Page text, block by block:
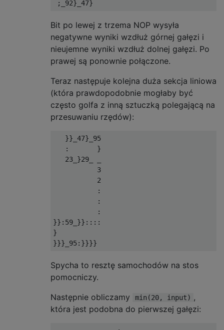
Bit po lewej z trzema NOP wysyła
negatywne wyniki wzdłuż górnej gałęzi i
nieujemne wyniki wzdłuż dolnej gałęzi. Po
prawej są ponownie połączone.
Teraz następuje kolejna duża sekcja liniowa
(która prawdopodobnie mogłaby być
często golfa z inną sztuczką polegającą na
przesuwaniu rzędów):
   }}_47}_95
   :       }
   23_}29_ _
           3
           2
           :
           :
           :
}}:59_}}::::
}
Spycha to resztę samochodów na stos
pomocniczy.
Następnie obliczamy
min(20, input) ,
która jest podobna do pierwszej gałęzi: